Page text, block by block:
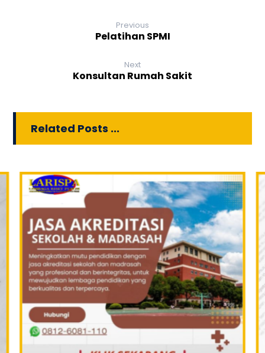
Previous
Pelatihan SPMI
Next
Konsultan Rumah Sakit
Related Posts ...